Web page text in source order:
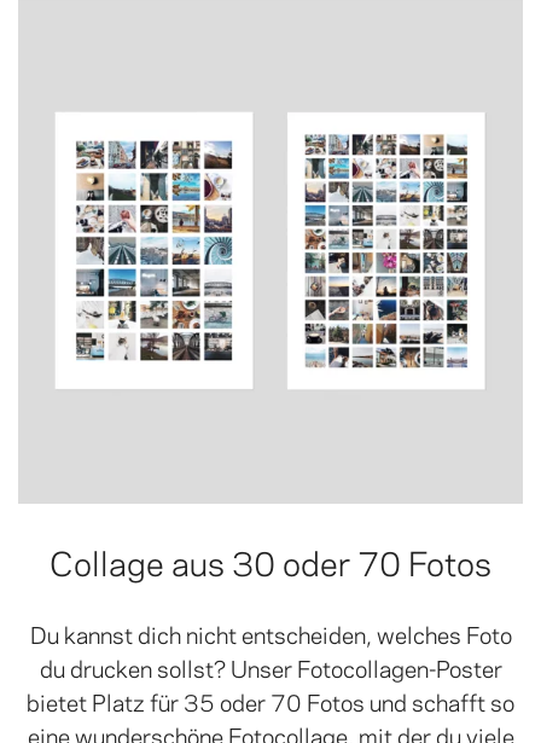
Collage aus 30 oder 70 Fotos
Du kannst dich nicht entscheiden, welches Foto
du drucken sollst? Unser Fotocollagen-Poster
bietet Platz für 35 oder 70 Fotos und schafft so
eine wunderschöne Fotocollage, mit der du viele